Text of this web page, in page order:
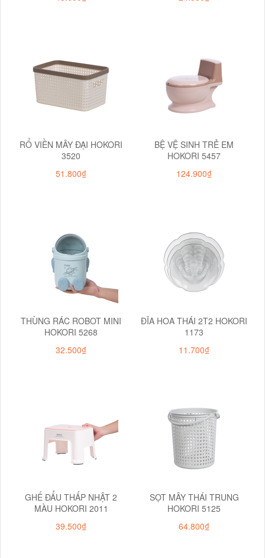
RỔ VIỀN MÂY ĐẠI HOKORI
3520
51.800₫
BỆ VỆ SINH TRẺ EM
HOKORI 5457
124.900₫
THÙNG RÁC ROBOT MINI
HOKORI 5268
32.500₫
ĐĨA HOA THÁI 2T2 HOKORI
1173
11.700₫
GHẾ ĐẨU THẤP NHẬT 2
MÀU HOKORI 2011
39.500₫
SỌT MÂY THÁI TRUNG
HOKORI 5125
64.800₫